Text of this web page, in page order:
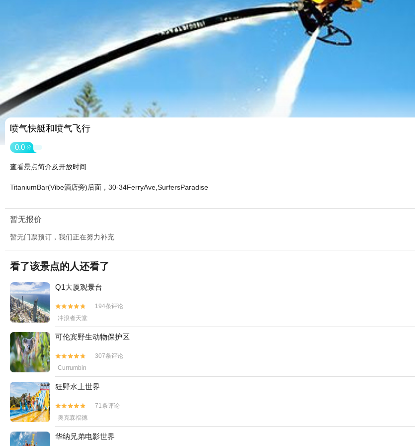
喷气快艇和喷气飞行
0.0 分
查看景点简介及开放时间
TitaniumBar(Vibe酒店旁)后面，30-34FerryAve,SurfersParadise
暂无报价
暂无门票预订，我们正在努力补充
看了该景点的人还看了
Q1大厦观景台


194条评论
冲浪者天堂
可伦宾野生动物保护区


307条评论
Currumbin
狂野水上世界


71条评论
奥克森福德
华纳兄弟电影世界